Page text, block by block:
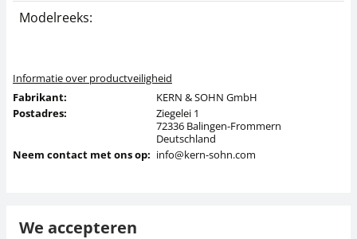
Modelreeks:
Informatie over productveiligheid
Fabrikant:
KERN & SOHN GmbH
Postadres:
Ziegelei 1
72336 Balingen-Frommern
Deutschland
Neem contact met ons op: info@kern-sohn.com
We accepteren